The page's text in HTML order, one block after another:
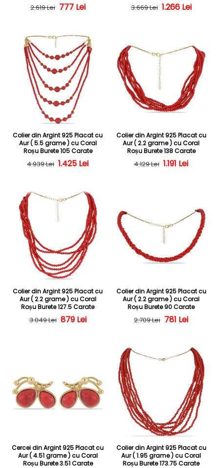
Preț obișnuit
2.619 Lei Preț redus
777 Lei Preț obișnuit
3.669 Lei Preț redus
1.266 Lei
Colier din Argint 925 Placat cu
Aur ( 5.5 grame ) cu Coral
Roșu Burete 105 Carate
Preț obișnuit
4.939 Lei Preț redus
1.425 Lei
Colier din Argint 925 Placat cu
Aur ( 2.2 grame ) cu Coral
Roșu Burete 138 Carate
Preț obișnuit
4.129 Lei Preț redus
1.191 Lei
Colier din Argint 925 Placat cu
Aur ( 2.2 grame ) cu Coral
Roșu Burete 127.5 Carate
Preț obișnuit
3.049 Lei Preț redus
879 Lei
Colier din Argint 925 Placat cu
Aur ( 2.2 grame ) cu Coral
Roșu Burete 90 Carate
Preț obișnuit
2.709 Lei Preț redus
781 Lei
Cercei din Argint 925 Placat cu
Aur ( 4.51 grame ) cu Coral
Roșu Burete 3.51 Carate
Colier din Argint 925 Placat cu
Aur ( 1.95 grame ) cu Coral
Roșu Burete 173.75 Carate